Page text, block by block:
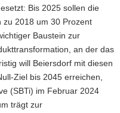
Bis 2025 sollen die
zu 2018 um 30 Prozent
Baustein zur
an der das
will Beiersdorf mit diesen
Ziel bis 2045 erreichen,
(SBTi) im Februar 2024
trägt zur